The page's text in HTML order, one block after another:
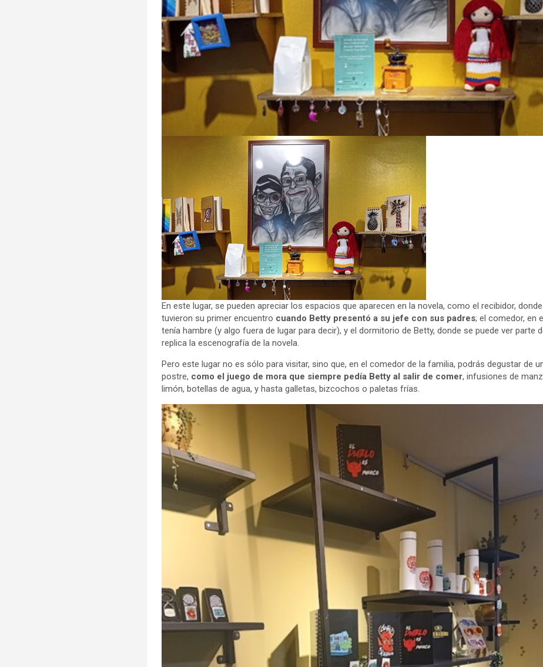
En este lugar, se pueden apreciar los espacios que aparecen en la novela, como el recibidor,
tuvieron su primer encuentro cuando Betty presentó a su jefe con sus padres; el comedor, en
tenía hambre (y algo fuera de lugar para decir), y el dormitorio de Betty, donde se puede ver parte
replica la escenografía de la novela.
Pero este lugar no es sólo para visitar, sino que, en el comedor de la familia, podrás degustar de
postre, como el juego de mora que siempre pedía Betty al salir de comer, infusiones de
limón, botellas de agua, y hasta galletas, bizcochos o paletas frías.